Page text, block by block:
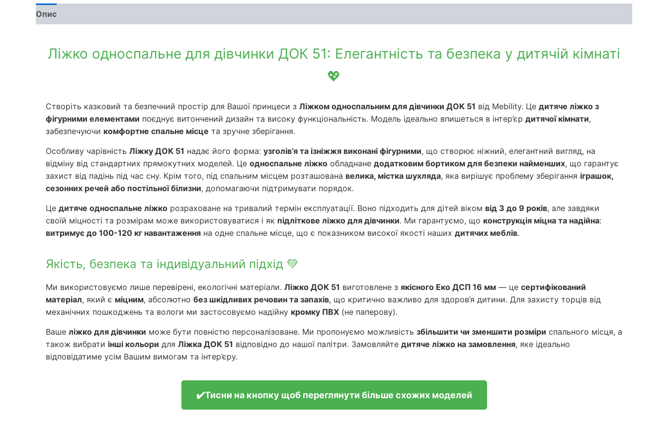
Опис
Ліжко односпальне для дівчинки ДОК 51: Елегантність та безпека у дитячій кімнаті
💖
Створіть казковий та безпечний простір для Вашої принцеси з Ліжком односпальним для дівчинки ДОК 51 від Mebility. Це дитяче ліжко з
фігурними елементами поєднує витончений дизайн та високу функціональність. Модель ідеально впишеться в інтер’єр дитячої кімнати,
забезпечуючи комфортне спальне місце та зручне зберігання.
Особливу чарівність Ліжку ДОК 51 надає його форма: узголів’я та ізніжжя виконані фігурними, що створює ніжний, елегантний вигляд, на
відміну від стандартних прямокутних моделей. Це односпальне ліжко обладнане додатковим бортиком для безпеки найменших, що гарантує
захист від падінь під час сну. Крім того, під спальним місцем розташована велика, містка шухляда, яка вирішує проблему зберігання іграшок,
сезонних речей або постільної білизни, допомагаючи підтримувати порядок.
Це дитяче односпальне ліжко розраховане на тривалий термін експлуатації. Воно підходить для дітей віком від 3 до 9 років, але завдяки
своїй міцності та розмірам може використовуватися і як підліткове ліжко для дівчинки. Ми гарантуємо, що конструкція міцна та надійна:
витримує до 100-120 кг навантаження на одне спальне місце, що є показником високої якості наших дитячих меблів.
Якість, безпека та індивідуальний підхід 💚
Ми використовуємо лише перевірені, екологічні матеріали. Ліжко ДОК 51 виготовлене з якісного Еко ДСП 16 мм — це сертифікований
матеріал, який є міцним, абсолютно без шкідливих речовин та запахів, що критично важливо для здоров’я дитини. Для захисту торців від
механічних пошкоджень та вологи ми застосовуємо надійну кромку ПВХ (не паперову).
Ваше ліжко для дівчинки може бути повністю персоналізоване. Ми пропонуємо можливість збільшити чи зменшити розміри спального місця, а
також вибрати інші кольори для Ліжка ДОК 51 відповідно до нашої палітри. Замовляйте дитяче ліжко на замовлення, яке ідеально
відповідатиме усім Вашим вимогам та інтер’єру.
✔️Тисни на кнопку щоб переглянути більше схожих моделей